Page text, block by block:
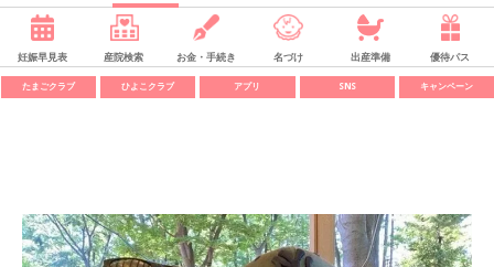
妊娠早見表 産院検索 お金・手続き 名づけ 出産準備 優待パス
たまごクラブ ひよこクラブ アプリ SNS キャンペーン